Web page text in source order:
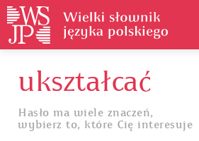
Historia słownika
Jak korzystać
ukształcać
Hasło ma wiele znaczeń,
wybierz to, które Cię interesuje